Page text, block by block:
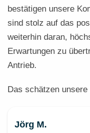
bestätigen unsere
sind stolz auf das
weiterhin daran,
Erwartungen zu
Antrieb.
Das schätzen
Jörg M.